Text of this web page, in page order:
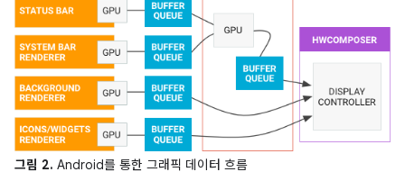
그림 2. Android를 통한 그래픽 데이터 흐름